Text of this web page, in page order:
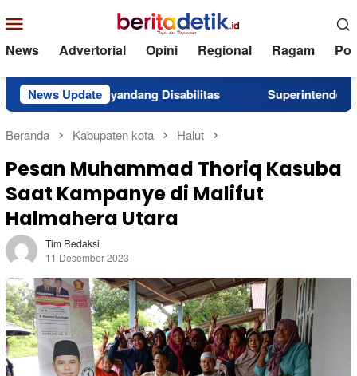
ke
kontenMobile
News Advertorial Opini Regional Ragam
News Update
Penyandang Disabilitas Superintendent NHM
Beranda Kabupaten kota Halut
Pesan Muhammad Thoriq Kasuba
Saat Kampanye di Malifut
Halmahera Utara
Tim Redaksi
11 Desember 2023